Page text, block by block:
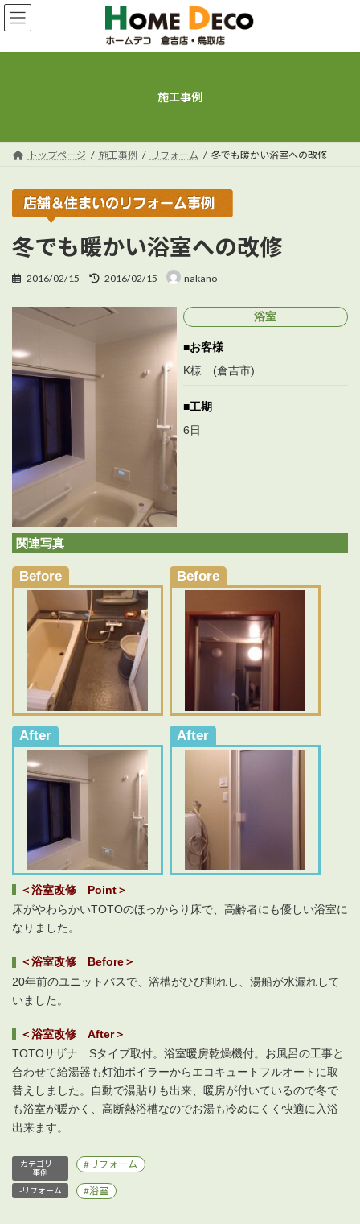
コ
ン
ン
ナ
ビ
ー
施工事例
トップページ 施工事例 リフォーム 冬でも暖かい浴室への改修
冬でも暖かい浴室への改修
2016/02/15
最
更
2016/02/15 nakano
浴室
お客様
K様 (倉吉市)
工期
6日
関連写真
Before Before
After After
＜浴室改修 Point＞
床がやわらかいTOTOのほっからり床で、高齢者にも優しい浴室に
なりました。
＜浴室改修 Before＞
20年前のユニットバスで、浴槽がひび割れし、湯船が水漏れして
いました。
＜浴室改修 After＞
TOTOサザナ Sタイプ取付。浴室暖房乾燥機付。お風呂の工事と
合わせて給湯器も灯油ボイラーからエコキュートフルオートに取
替えしました。自動で湯貼りも出来、暖房が付いているので冬で
も浴室が暖かく、高断熱浴槽なのでお湯も冷めにくく快適に入浴
出来ます。
カテゴリー
事例
リフォーム
-リフォーム 浴室